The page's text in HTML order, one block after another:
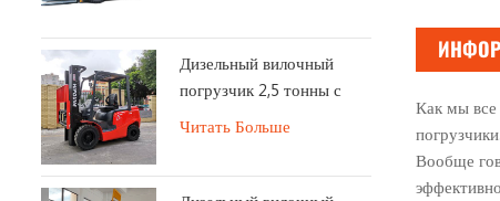
Как мы все
Вообще
Дизельный вилочный
погрузчик 2,5 тонны с
Читать Больше